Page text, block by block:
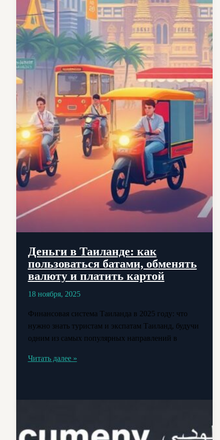
Деньги в Таиланде: как
пользоваться батами, обменять
валюту и платить картой
18 ноября, 2025
Финансовая система Таиланда в 2025 году: что
нужно знать туристам и экспатам Таиланд, будучи
одним из самых популярных направлений в
Деньги
обменять
Читать далее »